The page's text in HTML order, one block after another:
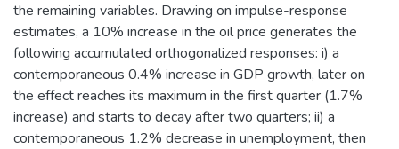
the remaining variables. Drawing on impulse-response
estimates, a 10% increase in the oil price generates the
following accumulated orthogonalized responses: i) a
contemporaneous 0.4% increase in GDP growth, later on
the effect reaches its maximum in the first quarter (1.7%
increase) and starts to decay after two quarters; ii) a
contemporaneous 1.2% decrease in unemployment, then